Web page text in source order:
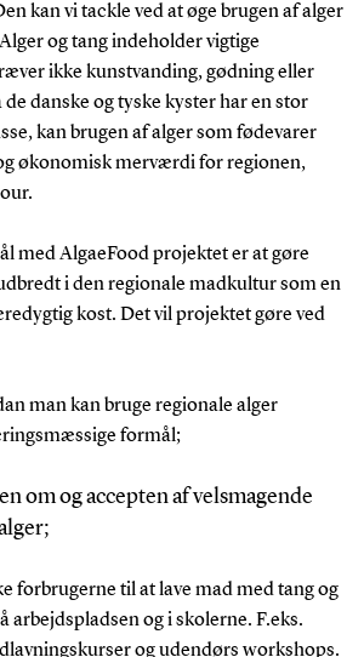
kan vi tackle ved at øge brugen af alger
og tang indeholder vigtige
ikke kunstvanding, gødning eller
danske og tyske kyster har en stor
kan brugen af alger som fødevarer
økonomisk merværdi for regionen,
med AlgaeFood projektet er at gøre
i den regionale madkultur som en
kost. Det vil projektet gøre ved
man kan bruge regionale alger
formål;
om og accepten af velsmagende
forbrugerne til at lave mad med tang og
arbejdspladsen og i skolerne. F.eks.
og udendørs workshops.